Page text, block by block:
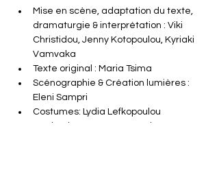
Mise en scène, adaptation du texte,
dramaturgie & interprétation : Viki
Christidou, Jenny Kotopoulou, Kyriaki
Vamvaka
Texte original : Maria Tsima
Scénographie & Création lumières :
Eleni Sampri
Costumes: Lydia Lefkopoulou